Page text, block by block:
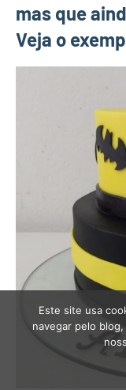
mas que
Veja o
Este site usa
navegar pelo